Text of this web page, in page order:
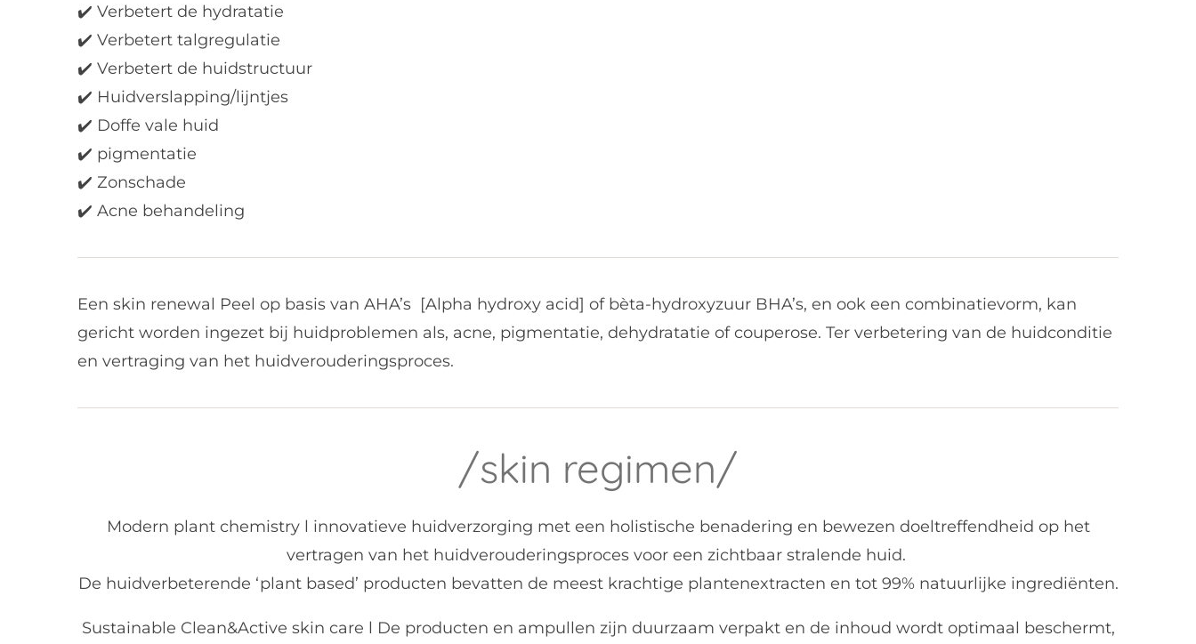
✔️ Verbetert de hydratatie
✔️ Verbetert talgregulatie
✔️ Verbetert de huidstructuur
✔️ Huidverslapping/lijntjes
✔️ Doffe vale huid
✔️ pigmentatie
✔️ Zonschade
✔️ Acne behandeling
Een skin renewal Peel op basis van AHA’s [Alpha hydroxy acid] of bèta-hydroxyzuur BHA’s, en ook een combinatievorm, kan
gericht worden ingezet bij huidproblemen als, acne, pigmentatie, dehydratatie of couperose. Ter verbetering van de huidconditie
en vertraging van het huidverouderingsproces.
/skin regimen/
Modern plant chemistry l innovatieve huidverzorging met een holistische benadering en bewezen doeltreffendheid op het
vertragen van het huidverouderingsproces voor een zichtbaar stralende huid.
De huidverbeterende ‘plant based’ producten bevatten de meest krachtige plantenextracten en tot 99% natuurlijke ingrediënten.
Sustainable Clean&Active skin care l De producten en ampullen zijn duurzaam verpakt en de inhoud wordt optimaal beschermt,